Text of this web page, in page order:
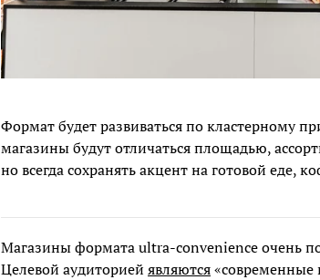
Формат будет развиваться по кластерному
магазины будут отличаться площадью,
но всегда сохранять акцент на готовой еде,
Магазины формата ultra-convenience очень
Целевой аудиторией являются